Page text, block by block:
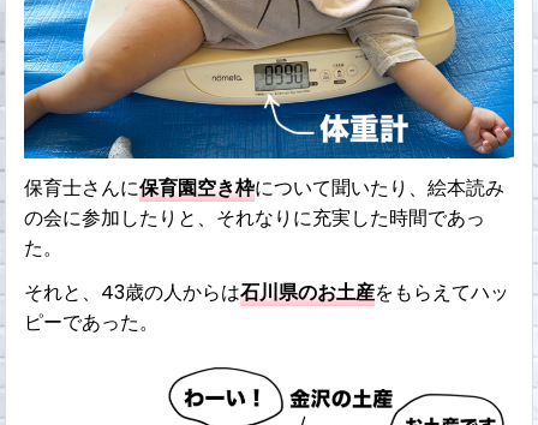
保育士さんに保育園空き枠について聞いたり、絵本読み
の会に参加したりと、それなりに充実した時間であっ
た。
それと、43歳の人からは石川県のお土産をもらえてハッ
ピーであった。